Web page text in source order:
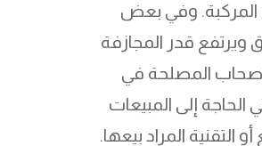
المركبة. وفي بعض
ويرتفع قدر المجازفة
المصلحة في
إلى المبيعات
التقنية المراد بيعها.